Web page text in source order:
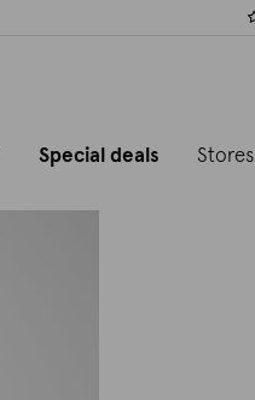
Special deals Stores